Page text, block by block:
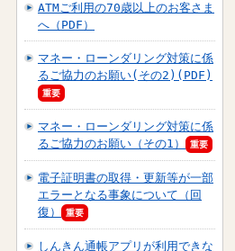
ATMご利用の70歳以上のお客さま
へ（PDF）
マネー・ローンダリング対策に係
るご協力のお願い(その2)(PDF)
重要
マネー・ローンダリング対策に係
るご協力のお願い（その1）
重要
電子証明書の取得・更新等が一部
エラーとなる事象について（回
復）
重要
しんきん通帳アプリが利用できな